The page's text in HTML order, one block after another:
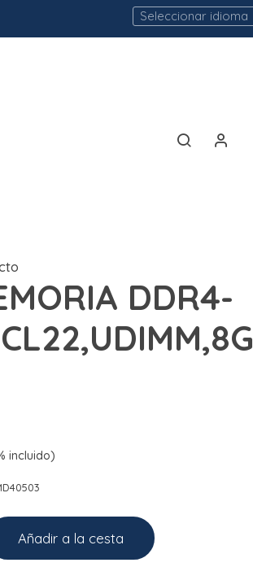
Seleccionar idioma
DDR4-
incluido)
Añadir a la cesta